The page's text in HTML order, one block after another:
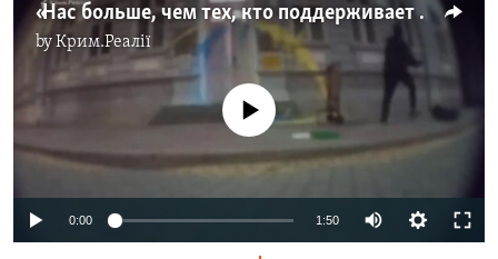
«Нас больше, чем тех, кто поддерживает войну»: протест Богдана Зизы, объявленный в Крыму терактом
byКрим.Реалії
No media source currently available
0:00 1:50